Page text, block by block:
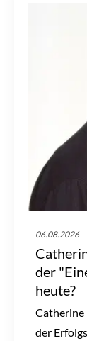
06.08.2026
der
heute?
Catherine
der